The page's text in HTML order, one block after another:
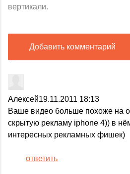
вертикали.
Добавить комментарий
Алексей19.11.2011 18:13
Ваше видео больше похоже на
скрытую рекламу iphone 4)) в
интересных рекламных фишек)
ответить